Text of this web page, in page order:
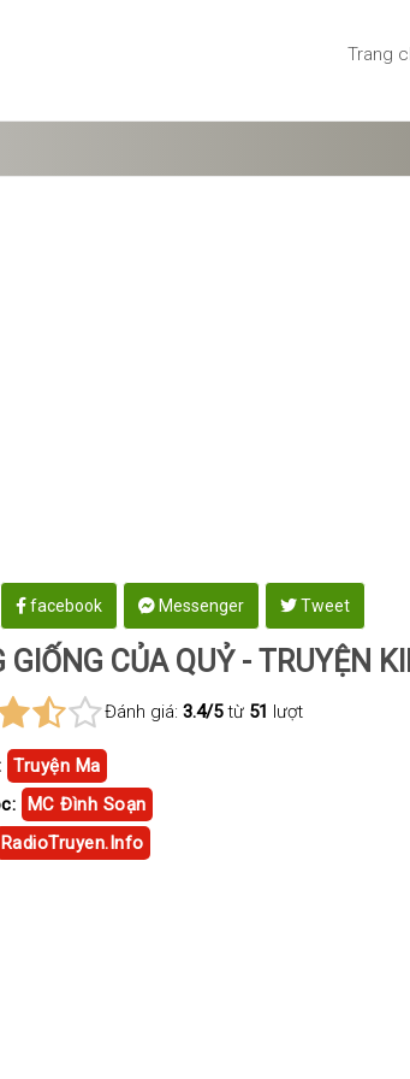
Trang
facebook Messenger Tweet
GIỐNG CỦA QUỶ - TRUYỆN
Đánh giá: 3.4/5từ 51 lượt
Truyện Ma
MC Đình Soạn
RadioTruyen.Info